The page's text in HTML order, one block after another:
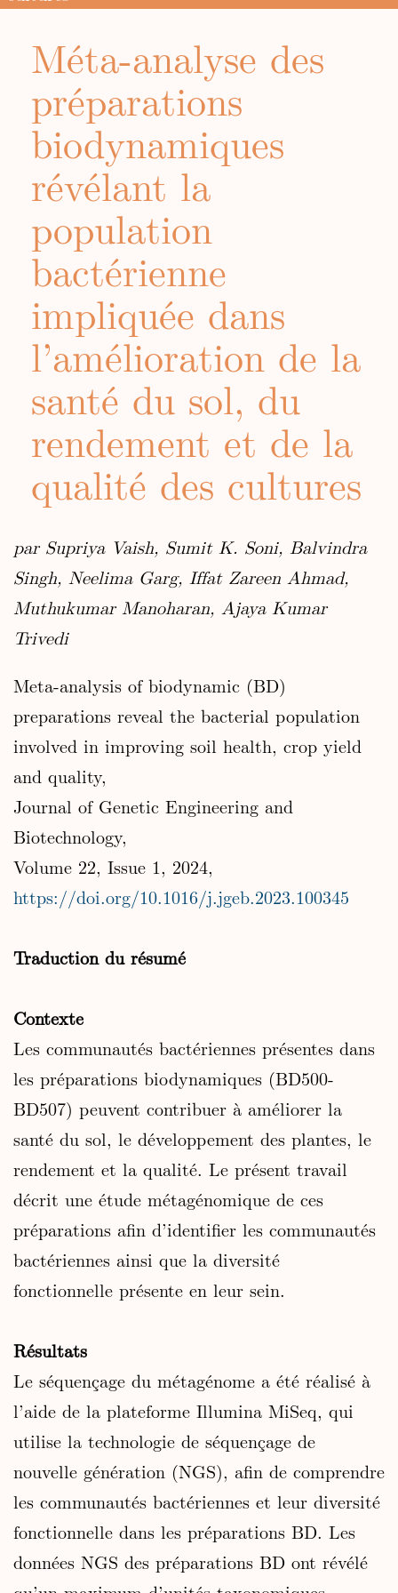
Méta-analyse des
préparations
biodynamiques
révélant la
population
bactérienne
impliquée dans
l’amélioration de la
santé du sol, du
rendement et de la
qualité des cultures
par Supriya Vaish, Sumit K. Soni, Balvindra
Singh, Neelima Garg, Iffat Zareen Ahmad,
Muthukumar Manoharan, Ajaya Kumar
Trivedi
Meta-analysis of biodynamic (BD)
preparations reveal the bacterial population
involved in improving soil health, crop yield
and quality,
Journal of Genetic Engineering and
Biotechnology,
Volume 22, Issue 1, 2024,
https://doi.org/10.1016/j.jgeb.2023.100345
Traduction du résumé
Contexte
Les communautés bactériennes présentes dans
les préparations biodynamiques (BD500-
BD507) peuvent contribuer à améliorer la
santé du sol, le développement des plantes, le
rendement et la qualité. Le présent travail
décrit une étude métagénomique de ces
préparations afin d’identifier les communautés
bactériennes ainsi que la diversité
fonctionnelle présente en leur sein.
Résultats
Le séquençage du métagénome a été réalisé à
l’aide de la plateforme Illumina MiSeq, qui
utilise la technologie de séquençage de
nouvelle génération (NGS), afin de comprendre
les communautés bactériennes et leur diversité
fonctionnelle dans les préparations BD. Les
données NGS des préparations BD ont révélé